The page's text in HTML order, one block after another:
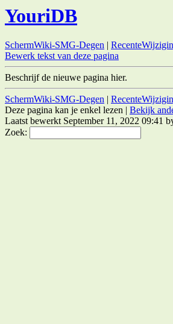
YouriDB
SchermWiki-SMG-Degen |
Bewerk tekst van deze pagina
Beschrijf de nieuwe pagina hier.
SchermWiki-SMG-Degen |
Deze pagina kan je enkel lezen | Bekijk
Laatst bewerkt September 11, 2022 09:41
Zoek: